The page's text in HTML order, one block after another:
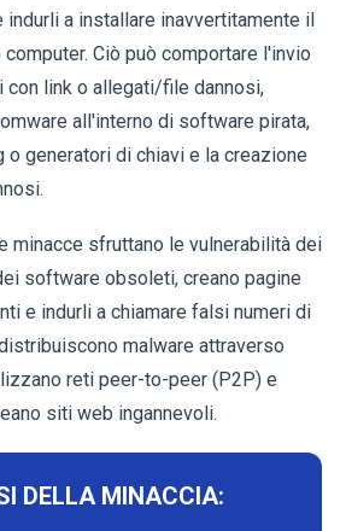
indurli a installare inavvertitamente il
Ciò può comportare l'invio
con link o allegati/file dannosi,
all'interno di software pirata,
o generatori di chiavi e la creazione
minacce sfruttano le vulnerabilità dei
software obsoleti, creano pagine
e indurli a chiamare falsi numeri di
malware attraverso
reti peer-to-peer (P2P) e
siti web ingannevoli.
DELLA MINACCIA: